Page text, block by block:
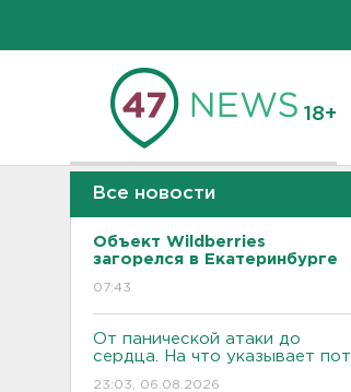
18+
Все новости
Объект Wildberries
загорелся в Екатеринбурге
07:43
От панической атаки до
сердца. На что указывает пот
23:03, 06.08.2026